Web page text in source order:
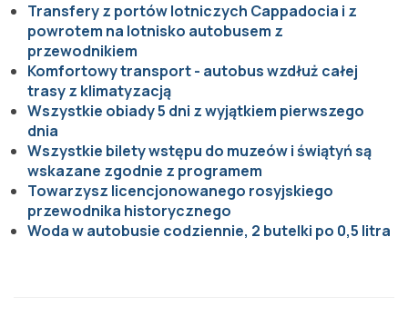
Transfery z portów lotniczych Cappadocia i z
powrotem na lotnisko autobusem z
przewodnikiem
Komfortowy transport - autobus wzdłuż całej
trasy z klimatyzacją
Wszystkie obiady 5 dni z wyjątkiem pierwszego
dnia
Wszystkie bilety wstępu do muzeów i świątyń są
wskazane zgodnie z programem
Towarzysz licencjonowanego rosyjskiego
przewodnika historycznego
Woda w autobusie codziennie, 2 butelki po 0,5 litra